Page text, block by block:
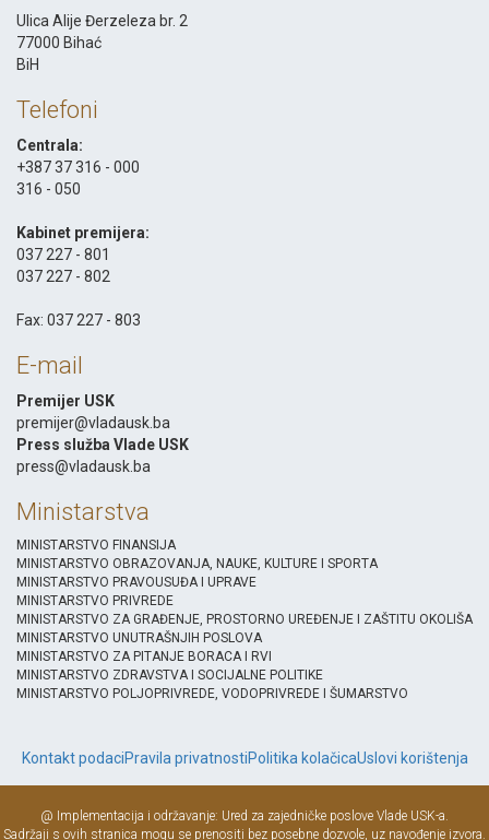
Ulica Alije Đerzeleza br. 2
77000 Bihać
BiH
Telefoni
Centrala:
+387 37 316 - 000
316 - 050
Kabinet premijera:
037 227 - 801
037 227 - 802
Fax: 037 227 - 803
E-mail
Premijer USK
premijer@vladausk.ba
Press služba Vlade USK
press@vladausk.ba
Ministarstva
MINISTARSTVO FINANSIJA
MINISTARSTVO OBRAZOVANJA, NAUKE, KULTURE I SPORTA
MINISTARSTVO PRAVOUSUĐA I UPRAVE
MINISTARSTVO PRIVREDE
MINISTARSTVO ZA GRAĐENJE, PROSTORNO UREĐENJE I ZAŠTITU OKOLIŠA
MINISTARSTVO UNUTRAŠNJIH POSLOVA
MINISTARSTVO ZA PITANJE BORACA I RVI
MINISTARSTVO ZDRAVSTVA I SOCIJALNE POLITIKE
MINISTARSTVO POLJOPRIVREDE, VODOPRIVREDE I ŠUMARSTVO
Kontakt podaciPravila privatnostiPolitika kolačicaUslovi korištenja
@ Implementacija i održavanje: Ured za zajedničke poslove Vlade USK-a.
Sadržaji s ovih stranica mogu se prenositi bez posebne dozvole, uz navođenje izvora.